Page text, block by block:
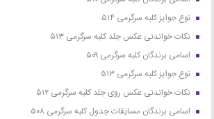
نوع جوایز کلبه سرگرمی ۵۱۴
نکات خواندنی عکس جلد کلبه سرگرمی ۵۱۳
اسامی برندگان کلبه سرگرمی ۵۰۹
نوع جوایز کلبه سرگرمی ۵۱۳
نکات خواندنی عکس روی جلد کلبه سرگرمی ۵۱۲
اسامی برندگان مسابقات جدول کلبه سرگرمی ۵۰۸